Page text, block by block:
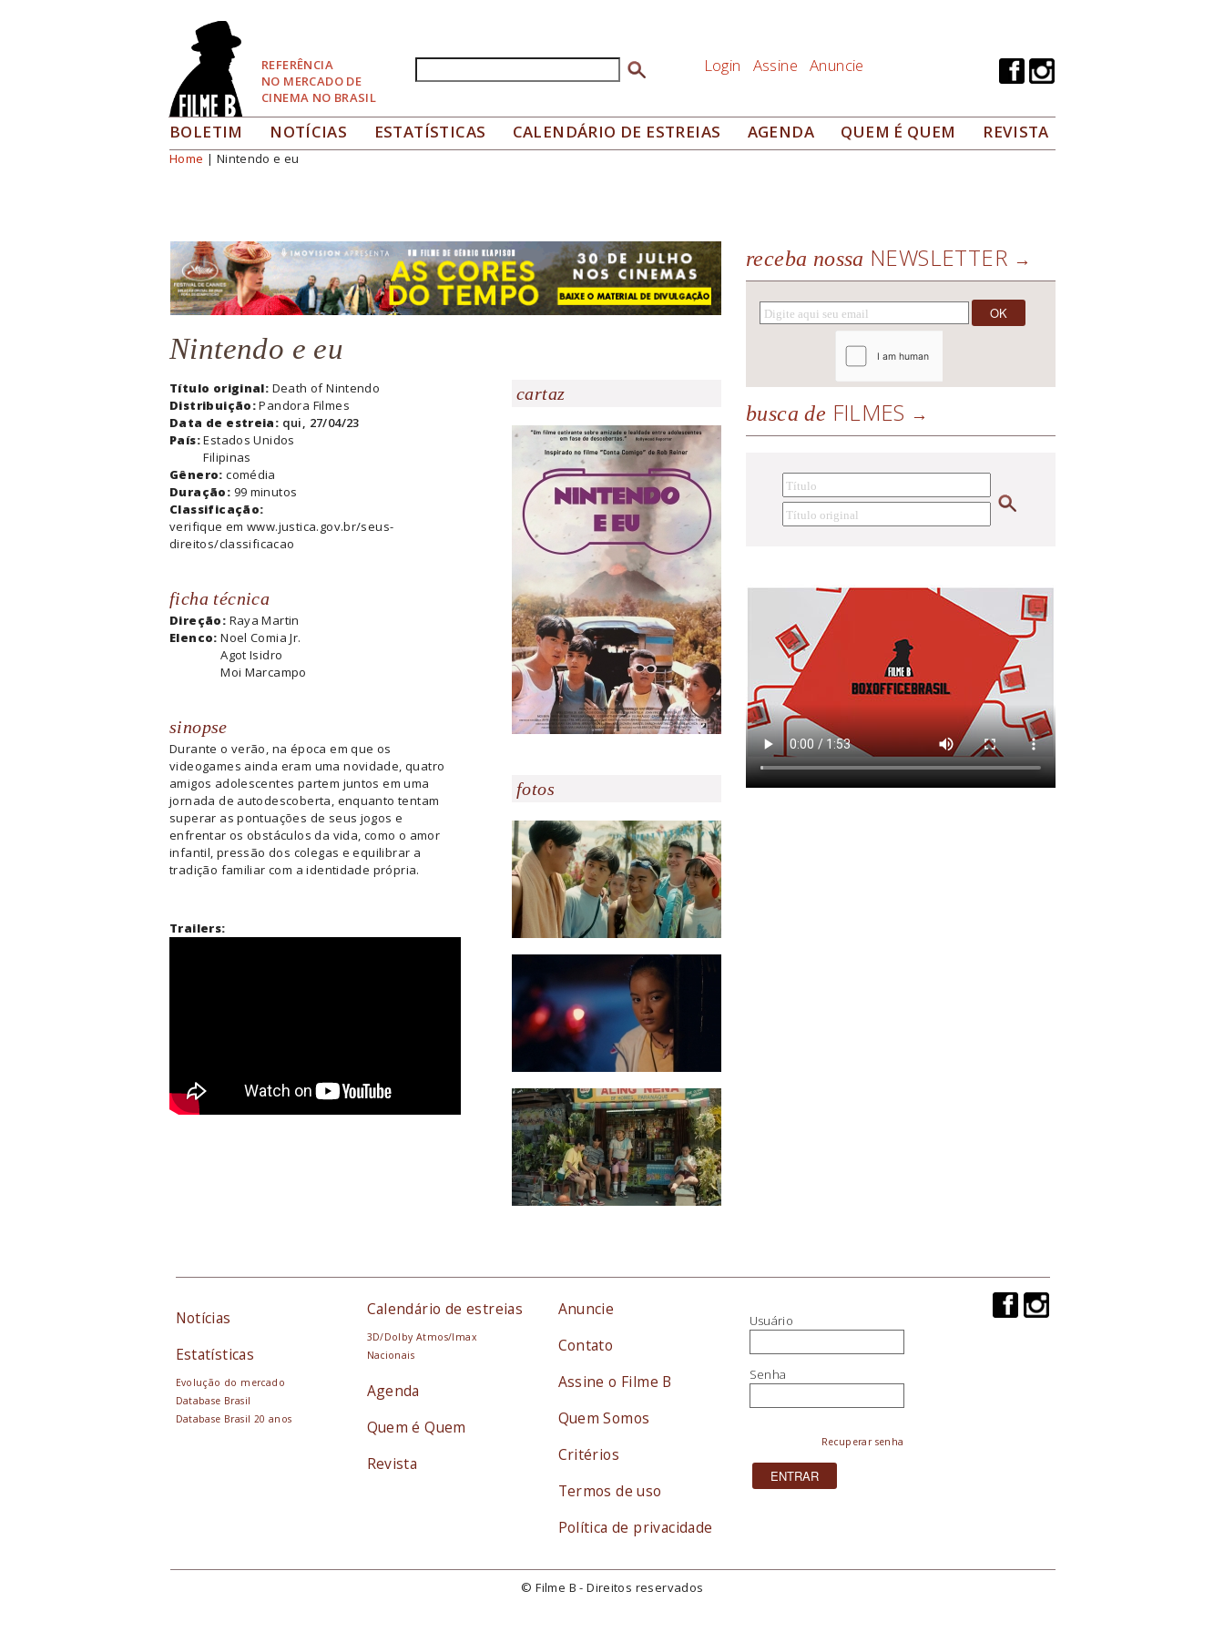
REFERÊNCIA
NO MERCADO DE
CINEMA NO BRASIL
Formulário de busca Login Assine Anuncie
BOLETIM NOTÍCIAS ESTATÍSTICAS CALENDÁRIO DE ESTREIAS AGENDA QUEM É QUEM REVISTA
Você está aqui
Home | Nintendo e eu
Nintendo e eu
Título original: Death of Nintendo
Distribuição:Pandora Filmes
Data de estreia: qui, 27/04/23
País:Estados Unidos
Filipinas
Gênero:comédia
Duração: 99 minutos
Classificação:
verifique em www.justica.gov.br/seus-
direitos/classificacao
ficha técnica
Direção: Raya Martin
Elenco:Noel Comia Jr.
Agot Isidro
Moi Marcampo
sinopse
Durante o verão, na época em que os
videogames ainda eram uma novidade, quatro
amigos adolescentes partem juntos em uma
jornada de autodescoberta, enquanto tentam
superar as pontuações de seus jogos e
enfrentar os obstáculos da vida, como o amor
infantil, pressão dos colegas e equilibrar a
tradição familiar com a identidade própria.
Trailers:
cartaz
fotos
receba nossa NEWSLETTER
busca de FILMES
Notícias
Estatísticas
Evolução do mercado
Database Brasil
Database Brasil 20 anos
Calendário de estreias
3D/Dolby Atmos/Imax
Nacionais
Agenda
Quem é Quem
Revista
Anuncie
Contato
Assine o Filme B
Quem Somos
Critérios
Termos de uso
Política de privacidade
Usuário
Senha
Recuperar senha
© Filme B - Direitos reservados